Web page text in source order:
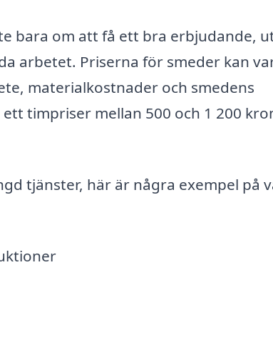
bara om att få ett bra erbjudande,
arbetet. Priserna för smeder kan
materialkostnader och smedens
timpriser mellan 500 och 1 200
tjänster, här är några exempel på